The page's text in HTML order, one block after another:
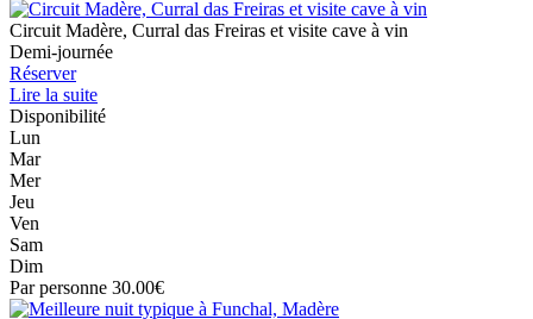
Circuit Madère, Curral das Freiras et visite cave à vin
Demi-journée
Réserver
Lire la suite
Disponibilité
Lun
Mar
Mer
Jeu
Ven
Sam
Dim
Par personne 30.00€